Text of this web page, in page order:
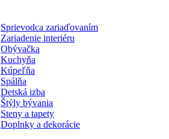
Sprievodca zariaďovaním
Zariadenie interiéru
Obývačka
Kuchyňa
Kúpeľňa
Spálňa
Detská izba
Štýly bývania
Steny a tapety
Doplnky a dekorácie